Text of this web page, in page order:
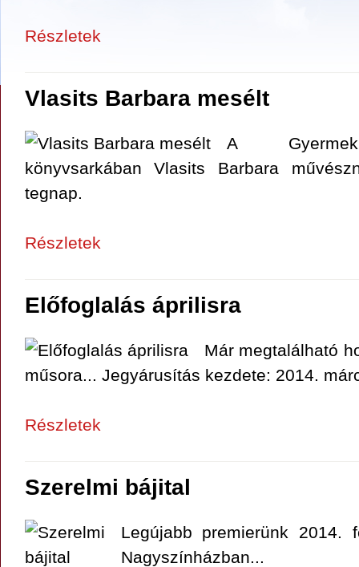
Részletek
Vlasits Barbara mesélt
A
könyvsarkában Vlasits Barbara
tegnap.
Részletek
Előfoglalás áprilisra
Már megtalálható
műsora... Jegyárusítás kezdete: 2014.
Részletek
Szerelmi bájital
Legújabb premierünk 2014.
Nagyszínházban...